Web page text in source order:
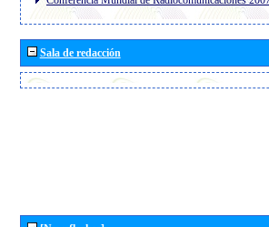
Sala de redacción